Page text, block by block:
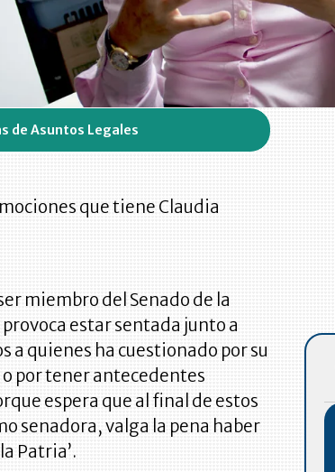
de Asuntos Legales
que tiene Claudia
miembro del Senado de la
estar sentada junto a
a quienes ha cuestionado por su
por tener antecedentes
espera que al final de estos
senadora, valga la pena haber
Patria’.